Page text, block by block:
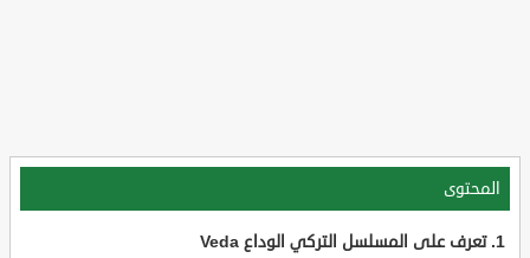
المحتوى
تعرف على المسلسل التركي الوداع Veda